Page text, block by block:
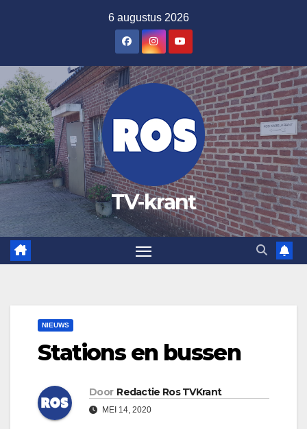
inhoud
6 augustus 2026
TV-krant
NIEUWS
Stations en bussen
Door Redactie Ros TVKrant
MEI 14, 2020